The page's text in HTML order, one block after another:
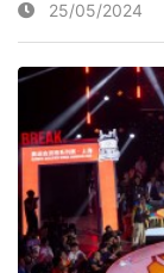
25/05/2024